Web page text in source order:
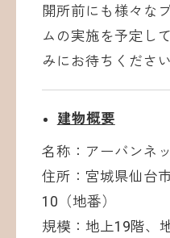
開所前にも様々な
ムの実施を予定し
みにお待ちください
建物概要
名称：アーバンネ
住所：宮城県仙台
10（地番）
規模：地上19階、